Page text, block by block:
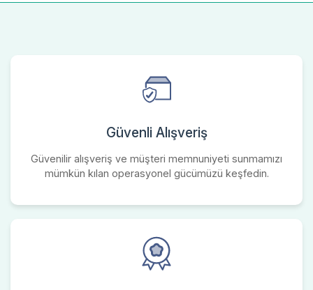
Güvenli Alışveriş
Güvenilir alışveriş ve müşteri memnuniyeti sunmamızı
mümkün kılan operasyonel gücümüzü keşfedin.